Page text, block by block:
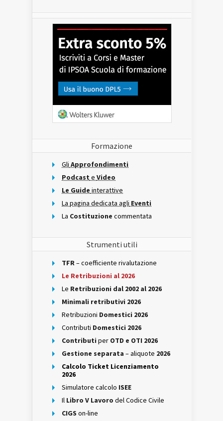
Formazione
Gli Approfondimenti
Podcast e Video
Le Guide interattive
La pagina dedicata agli Eventi
La Costituzione commentata
Strumenti utili
TFR– coefficiente rivalutazione
Le Retribuzioni al 2026
Le Retribuzioni dal 2002 al 2026
Minimali retributivi 2026
Retribuzioni Domestici 2026
Contributi Domestici 2026
Contributi per OTD e OTI 2026
Gestione separata – aliquote 2026
Calcolo Ticket Licenziamento
2026
Simulatore calcolo ISEE
Il Libro V Lavoro del Codice Civile
CIGS on-line